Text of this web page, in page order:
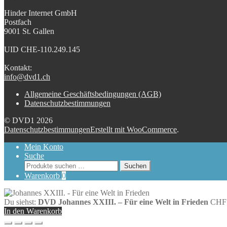
Hinder Internet GmbH
Postfach
9001 St. Gallen
UID CHE-110.249.145
Kontakt:
info@dvd1.ch
Allgemeine Geschäftsbedingungen (AGB)
Datenschutzbestimmungen
© DVD1 2026
DatenschutzbestimmungenErstellt mit WooCommerce.
Mein Konto
Suche
Suchen
nach:
Suchen
Warenkorb 0
Du siehst: DVD Johannes XXIII. – Für eine Welt in Frieden CHF
In den Warenkorb